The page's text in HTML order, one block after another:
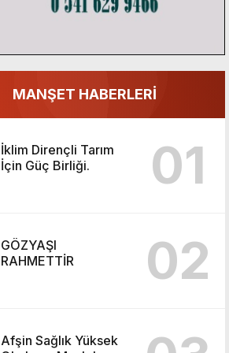
MANŞET HABERLERİ
İklim Dirençli Tarım
İçin Güç Birliği.
01
GÖZYAŞI
RAHMETTİR
02
Afşin Sağlık Yüksek